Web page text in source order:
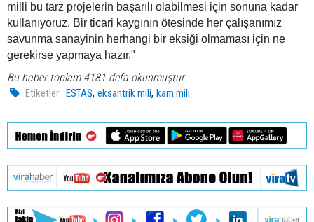
milli bu tarz projelerin başarılı olabilmesi için sonuna kadar
kullanıyoruz. Bir ticari kaygının ötesinde her çalışanımız
savunma sanayinin herhangi bir eksiği olmaması için ne
gerekirse yapmaya hazır."
Bu haber toplam 4181 defa okunmuştur
Etiketler : ESTAŞ,eksantrik mili,kam mili